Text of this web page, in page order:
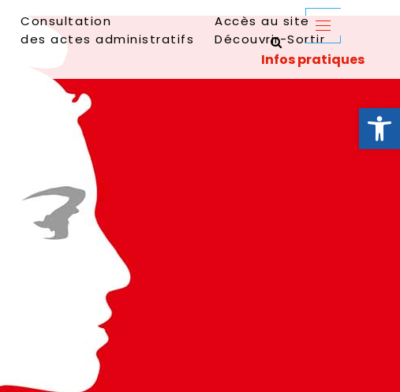
Ouvrir
Consultation
des actes administratifs
Accès au site
Découvrir-Sortir